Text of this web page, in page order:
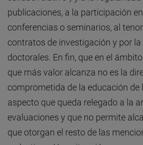
publicaciones, a la participación
conferencias o seminarios, al
contratos de investigación y por
doctorales. En fin, que en el
que más valor alcanza no es la
comprometida de la educación de
aspecto que queda relegado a la
evaluaciones y que no permite
que otorgan el resto de las